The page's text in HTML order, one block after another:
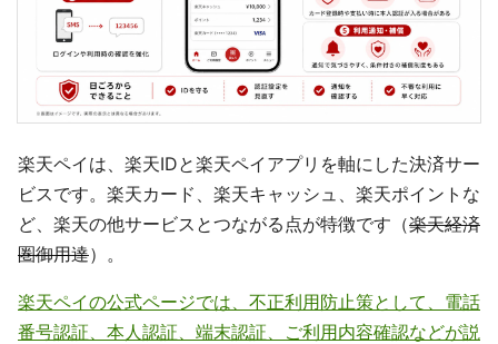
楽天ペイは、楽天IDと楽天ペイアプリを軸にした決済サー
ビスです。楽天カード、楽天キャッシュ、楽天ポイントな
ど、楽天の他サービスとつながる点が特徴です（楽天経済
圏御用達）。
楽天ペイの公式ページでは、不正利用防止策として、電話
番号認証、本人認証、端末認証、ご利用内容確認などが説